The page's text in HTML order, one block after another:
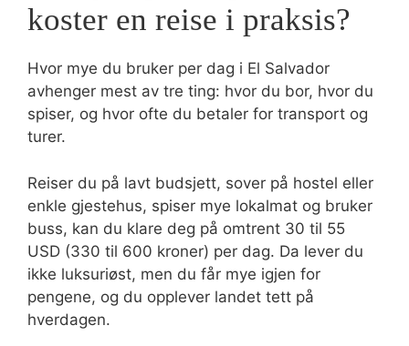
koster en reise i praksis?
Hvor mye du bruker per dag i El Salvador
avhenger mest av tre ting: hvor du bor, hvor du
spiser, og hvor ofte du betaler for transport og
turer.
Reiser du på lavt budsjett, sover på hostel eller
enkle gjestehus, spiser mye lokalmat og bruker
buss, kan du klare deg på omtrent 30 til 55
USD (330 til 600 kroner) per dag. Da lever du
ikke luksuriøst, men du får mye igjen for
pengene, og du opplever landet tett på
hverdagen.